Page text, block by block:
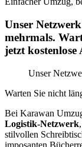
Unser
mehrmals.
jetzt kostenlose
Unser
Warten Sie nicht
Bei Karawan
Logistik-Netzwerk
stilvollen
imposanten